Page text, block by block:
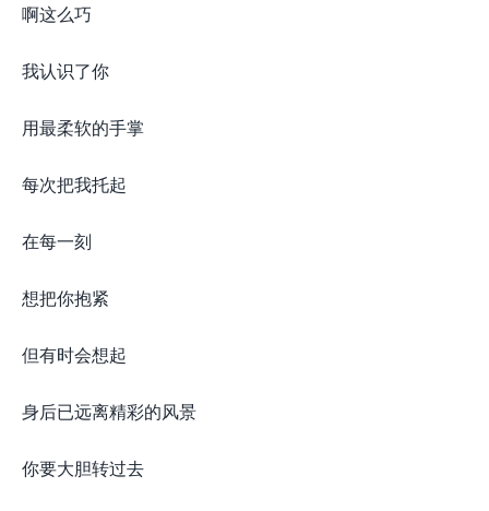
啊这么巧
我认识了你
用最柔软的手掌
每次把我托起
在每一刻
想把你抱紧
但有时会想起
身后已远离精彩的风景
你要大胆转过去